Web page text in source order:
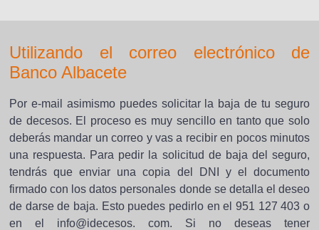
Utilizando el correo electrónico de
Banco Albacete
Por e-mail asimismo puedes solicitar la baja de tu seguro
de decesos. El proceso es muy sencillo en tanto que solo
deberás mandar un correo y vas a recibir en pocos minutos
una respuesta. Para pedir la solicitud de baja del seguro,
tendrás que enviar una copia del DNI y el documento
firmado con los datos personales donde se detalla el deseo
de darse de baja. Esto puedes pedirlo en el 951 127 403 o
en el info@idecesos. com. Si no deseas tener